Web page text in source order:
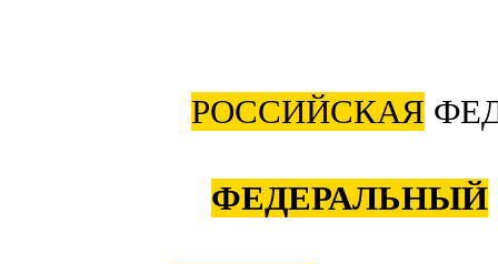
РОССИЙСКАЯ
ФЕДЕРАЛЬНЫЙ